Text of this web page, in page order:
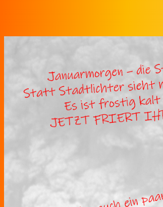
Zum Inhalt springen